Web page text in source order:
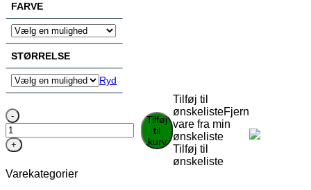
FARVE
STØRRELSE
Ryd
Weatherbeeta
Green-
tec
stalddækken
STANDARD
Tilføj
til
kurv
Tilføj til
ønskelisteFjern
vare fra min
ønskeliste
Tilføj til
ønskeliste
Varekategorier